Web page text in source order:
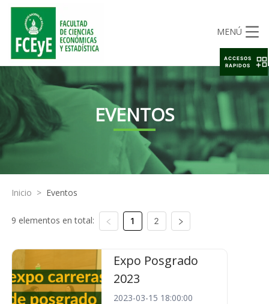
MENÚ
EVENTOS
Inicio > Eventos
9 elementos en total: 1 2
Expo Posgrado
2023
2023-03-15 18:00:00
ACCESOS
RAPIDOS